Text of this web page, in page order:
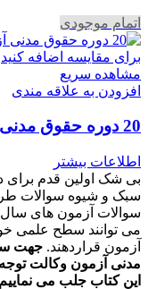
اتمام موجودی
برای مقایسه اضافه کنید
مشاهده سریع
افزودن به علاقه مندی
20 دوره حقوق مدنی آزمون وکالت – تجارت
اطلاعات بیشتر
بی شک اولین قدم برای
سبک و شیوه سوالات
سوالات آزمون های سال
می توانند سطح علمی
آزمون قراردهند.
مدنی آزمون وکالت
این کتاب جلب می نماییم